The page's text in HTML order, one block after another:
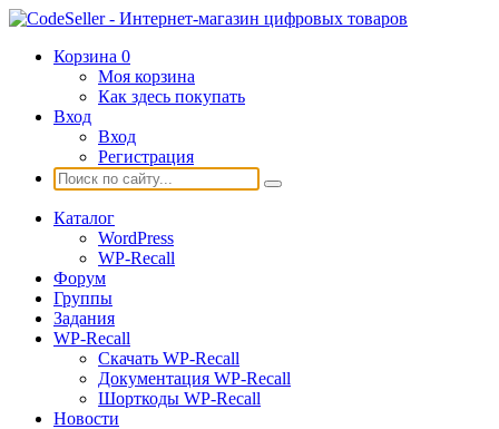
Корзина 0
Моя корзина
Как здесь покупать
Вход
Вход
Регистрация
Каталог
WordPress
WP-Recall
Форум
Группы
Задания
WP-Recall
Скачать WP-Recall
Документация WP-Recall
Шорткоды WP-Recall
Новости